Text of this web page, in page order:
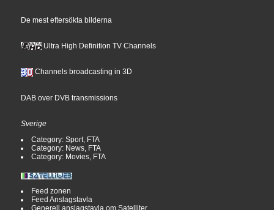
De mest eftersökta bilderna
Ultra High Definition TV Channels
Channels broadcasting in 3D
DAB over DVB transmissions
Sverige
Category: Sport, FTA
Category: News, FTA
Category: Movies, FTA
Feed zonen
Feed Anslagstavla